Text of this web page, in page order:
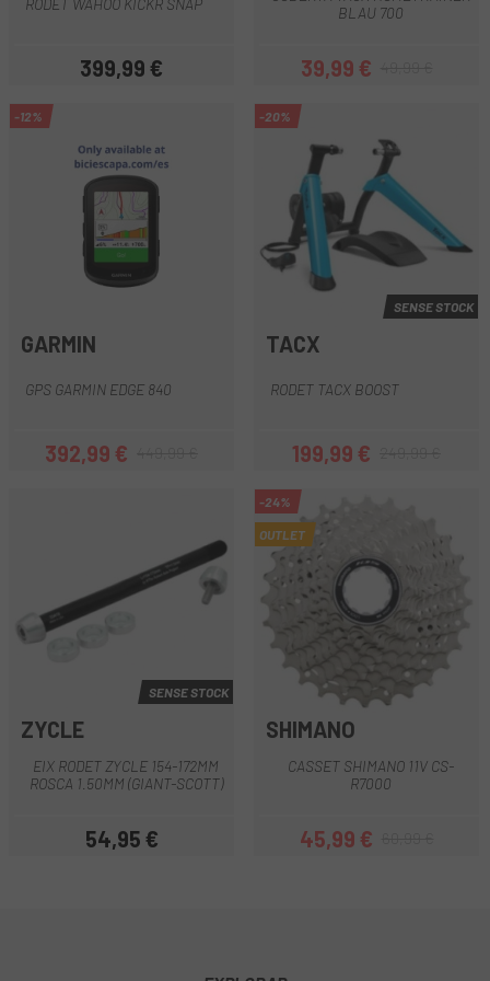
Preu
399,99 €
BLAU 700
Preu
39,99 €Preu regular
-12%
GARMIN
GPS GARMIN EDGE 840
Preu
392,99 €Preu regular
-20%
SENSE STOCK
TACX
RODET TACX BOOST
Preu
199,99 €Preu regular
SENSE STOCK
ZYCLE
EIX RODET ZYCLE 154-172MM
ROSCA 1.50MM (GIANT-SCOTT)
Preu
54,95 €
-24%
OUTLET
SHIMANO
CASSET SHIMANO 11V CS-
R7000
Preu
45,99 €Preu regular